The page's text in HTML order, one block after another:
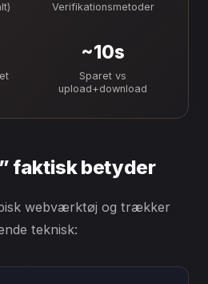
Verifikationsmetoder
~10s
Sparet vs
upload+download
faktisk betyder
webværktøj og trækker
teknisk: